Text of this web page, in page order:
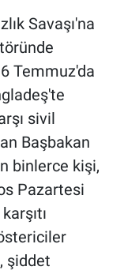
Savaşı'na
Temmuz'da
sivil
Başbakan
binlerce kişi,
Pazartesi
şiddet